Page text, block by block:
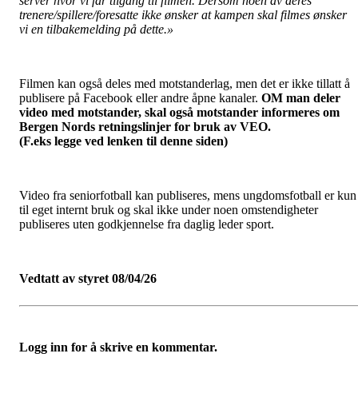
trenere/spillere/foresatte ikke ønsker at kampen skal filmes ønsker
vi en tilbakemelding på dette.»
Filmen kan også deles med motstanderlag, men det er ikke tillatt å
publisere på Facebook eller andre åpne kanaler. OM man deler
video med motstander, skal også motstander informeres om
Bergen Nords retningslinjer for bruk av VEO.
(F.eks legge ved lenken til denne siden)
Video fra seniorfotball kan publiseres, mens ungdomsfotball er kun
til eget internt bruk og skal ikke under noen omstendigheter
publiseres uten godkjennelse fra daglig leder sport.
Vedtatt av styret 08/04/26
Logg inn for å skrive en kommentar.